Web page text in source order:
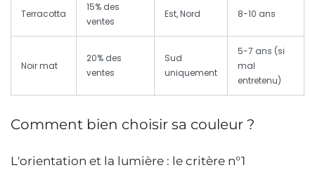
Terracotta
15% des
ventes
Est, Nord 8-10 ans
Noir mat
20% des
ventes
Sud
uniquement
5-7 ans (si
mal
entretenu)
Comment bien choisir sa couleur ?
L'orientation et la lumière : le critère n°1